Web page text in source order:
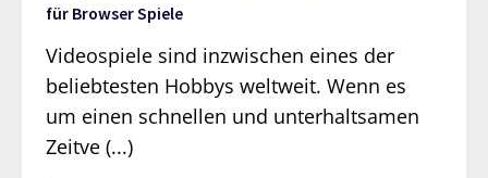
für Browser Spiele
Videospiele sind inzwischen eines der
beliebtesten Hobbys weltweit. Wenn es
um einen schnellen und unterhaltsamen
Zeitve (...)